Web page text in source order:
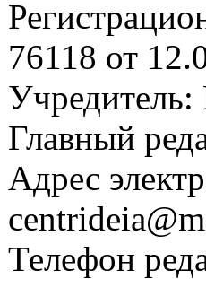
76118 от
Главный
Адрес
Телефон